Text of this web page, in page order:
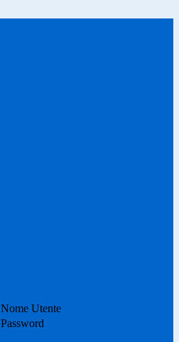
Nome Utente
Password